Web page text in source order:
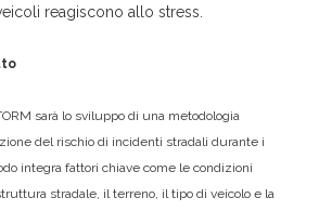
reagiscono allo stress.
sarà lo sviluppo di una metodologia
del rischio di incidenti stradali durante i
integra fattori chiave come le condizioni
stradale, il terreno, il tipo di veicolo e la